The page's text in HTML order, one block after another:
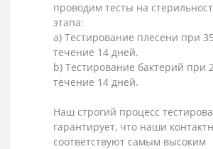
проводим тесты на
этапа:
a) Тестирование плесени при
течение 14 дней.
b) Тестирование бактерий при
течение 14 дней.
Наш строгий процесс
гарантирует, что наши
соответствуют самым высоким